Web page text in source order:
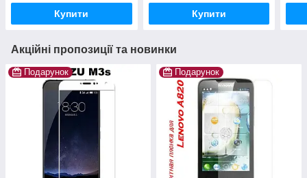
Купити Купити
Акційні пропозиції та новинки
Подарунок Подарунок